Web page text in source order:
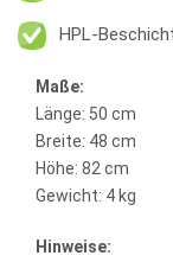
HPL-
Maße:
Länge: 50 cm
Breite: 48 cm
Höhe: 82 cm
Gewicht: 4 kg
Hinweise: